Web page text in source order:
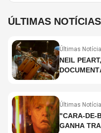
ÚLTIMAS NOTÍCIAS
Últimas
NEIL
Últimas
"CARA-DE-
GANHA